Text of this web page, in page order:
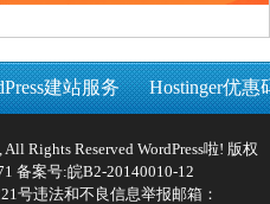
建站服务 Hostinger优惠
Rights Reserved WordPress啦! 版权
备案号:皖B2-20140010-12
号违法和不良信息举报邮箱：